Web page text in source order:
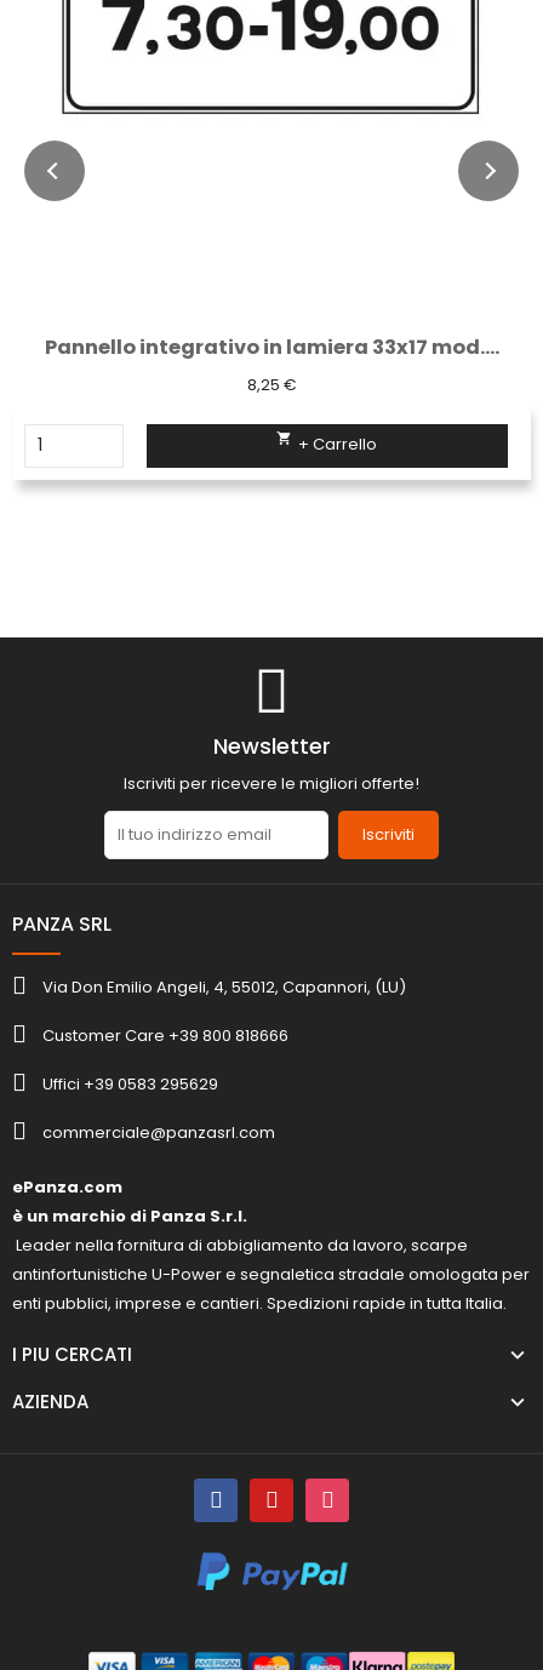
Pannello integrativo in lamiera 33x17 mod....
8,25 €
 + Carrello
Newsletter
Iscriviti per ricevere le migliori offerte!
Iscriviti
PANZA SRL
Via Don Emilio Angeli, 4, 55012, Capannori, (LU)
Customer Care +39 800 818666
Uffici +39 0583 295629
commerciale@panzasrl.com
ePanza.com
è un marchio di Panza S.r.l.
Leader nella fornitura di abbigliamento da lavoro, scarpe
antinfortunistiche U-Power e segnaletica stradale omologata per
enti pubblici, imprese e cantieri. Spedizioni rapide in tutta Italia.
I PIU CERCATI
AZIENDA